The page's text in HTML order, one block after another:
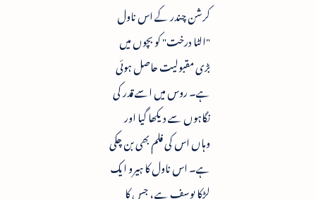
کرشن چندر کے اس ناول
"الٹا درخت" کو بچوں میں
بڑی مقبولیت حاصل ہوئی
ہے۔ روس میں اسے قدر کی
نگاہوں سے دیکھا گیا اور
وہاں اس کی فلم بھی بن چکی
ہے۔ اس ناول کا ہیرو ایک
لڑکا یوسف ہے ، جس کا